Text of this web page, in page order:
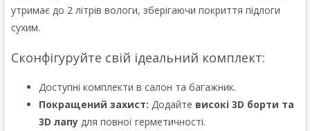
утримає до 2 літрів вологи, зберігаючи покриття підлоги
сухим.
Сконфігуруйте свій ідеальний комплект:
Доступні комплекти в салон та багажник.
Покращений захист: Додайте високі 3D борти та
3D лапу для повної герметичності.